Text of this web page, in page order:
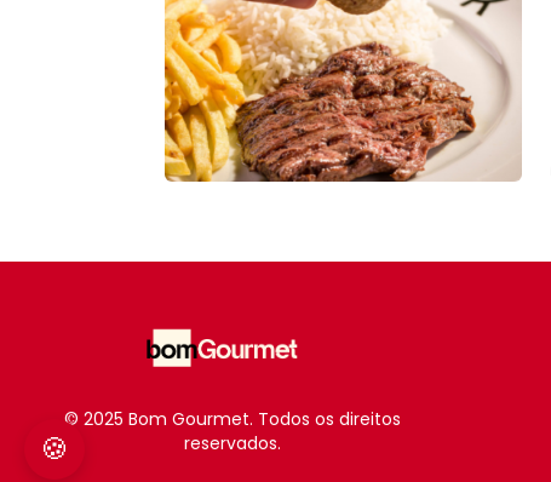
© 2025 Bom Gourmet. Todos os direitos
reservados.
🍪